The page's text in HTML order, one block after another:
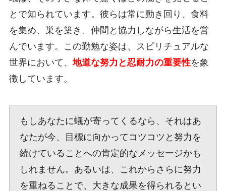
とで知られています。彼らは常に動き回り、食料
を集め、巣を築き、仲間と協力しながら生活を営
んでいます。この勤勉な姿は、スピリチュアルな
世界において、地道な努力と忍耐力の重要性を象
徴しています。
もしあなたに蟻が寄ってくるなら、それはあ
なたが今、目標に向かってコツコツと努力を
続けていることへの肯定的なメッセージかも
しれません。あるいは、これからさらに努力
を重ねることで、大きな成果を得られるとい